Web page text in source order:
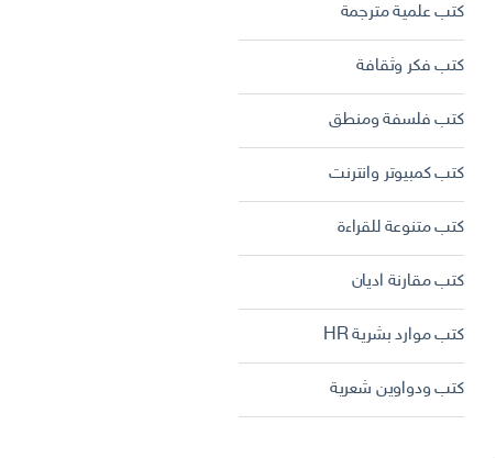
كتب علمية مترجمة
كتب فكر وثقافة
كتب فلسفة ومنطق
كتب كمبيوتر وانترنت
كتب متنوعة للقراءة
كتب مقارنة اديان
كتب موارد بشرية HR
كتب ودواوين شعرية